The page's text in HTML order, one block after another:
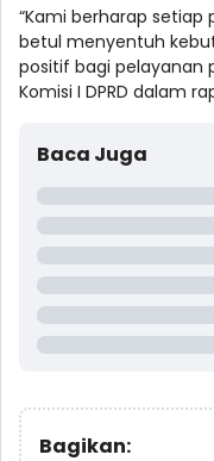
“Kami berharap
betul menyentuh
positif bagi pelayanan
Komisi I DPRD dalam
Baca Juga
Bagikan: